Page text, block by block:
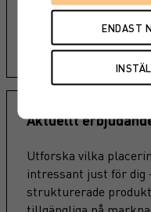
LÄS MER
Aktuellt
Utforska vilka
intressant just för dig
strukturerade